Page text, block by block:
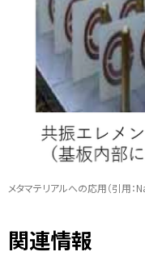
メタマテリアルへの応用（引用
関連情報